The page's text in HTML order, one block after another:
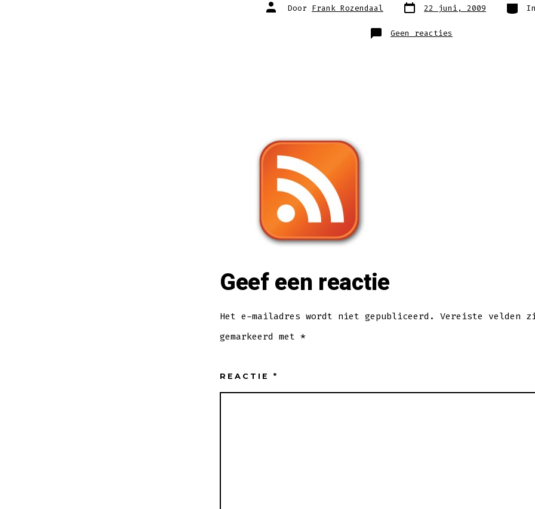
Auteur
van Door Frank Rozendaal Berichtdatum
22 juni, 2009
Geen reacties
rss2
Geef een reactie
Het e-mailadres wordt niet gepubliceerd. Vereiste velden
gemarkeerd met *
REACTIE *